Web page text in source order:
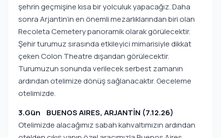
şehrin geçmişine kısa bir yolculuk yapacağız. Daha
sonra Arjantin’in en önemli mezarlıklarından biri olan
Recoleta Cemetery panoramik olarak görülecektir.
Şehir turumuz sırasında etkileyici mimarisiyle dikkat
çeken Colon Theatre dışarıdan görülecektir.
Turumuzun sonunda verilecek serbest zamanın
ardından otelimize dönüş sağlanacaktır. Geceleme
otelimizde.
3.Gün BUENOS AIRES, ARJANTİN (7.12.26)
Otelimizde alacağımız sabah kahvaltımızın ardından